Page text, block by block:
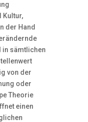
Kultur,
der Hand
in sämtlichen
von der
oder
Theorie
einen